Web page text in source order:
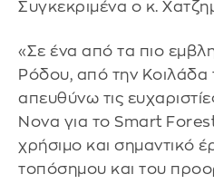
Συγκεκριμένα ο κ.
«Σε ένα από τα πιο
Ρόδου, από την
απευθύνω τις
Nova για το Smart
χρήσιμο και σημαντικό
τοπόσημου και του